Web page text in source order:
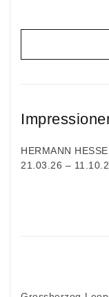
HERMANN
21.03.26 –